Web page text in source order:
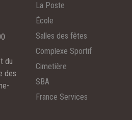
du
des
La Poste
École
Salles des fêtes
Complexe Sportif
Cimetière
SBA
France Services